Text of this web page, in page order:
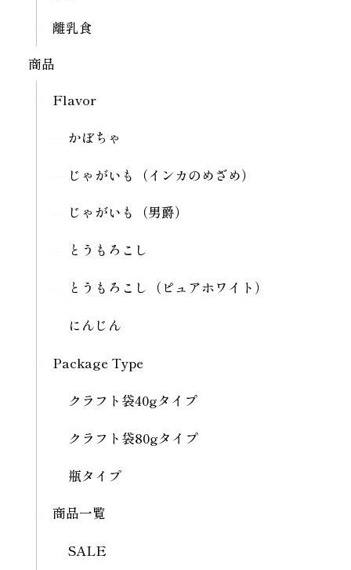
離乳食
商品
Flavor
かぼちゃ
じゃがいも（インカのめざめ）
じゃがいも（男爵）
とうもろこし
とうもろこし（ピュアホワイト）
にんじん
Package Type
クラフト袋40gタイプ
クラフト袋80gタイプ
瓶タイプ
商品一覧
SALE